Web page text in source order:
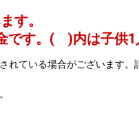
す。
す。 ( )内は子供1
ている場合がございます。